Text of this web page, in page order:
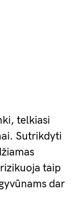
telkiasi
Sutrikdyti
taip
dar